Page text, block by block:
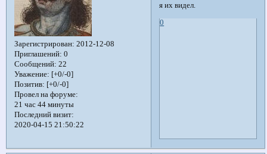
Зарегистрирован: 2012-12-08
Приглашений: 0
Сообщений: 22
Уважение: [+0/-0]
Позитив: [+0/-0]
Провел на форуме:
21 час 44 минуты
Последний визит:
2020-04-15 21:50:22
я их видел.
0